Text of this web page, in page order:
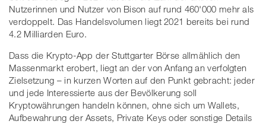
Nutzerinnen und Nutzer von Bison auf rund 460'000 mehr als
verdoppelt. Das Handelsvolumen liegt 2021 bereits bei rund
4.2 Milliarden Euro.
Dass die Krypto-App der Stuttgarter Börse allmählich den
Massenmarkt erobert, liegt an der von Anfang an verfolgten
Zielsetzung – in kurzen Worten auf den Punkt gebracht: jeder
und jede Interessierte aus der Bevölkerung soll
Kryptowährungen handeln können, ohne sich um Wallets,
Aufbewahrung der Assets, Private Keys oder sonstige Details